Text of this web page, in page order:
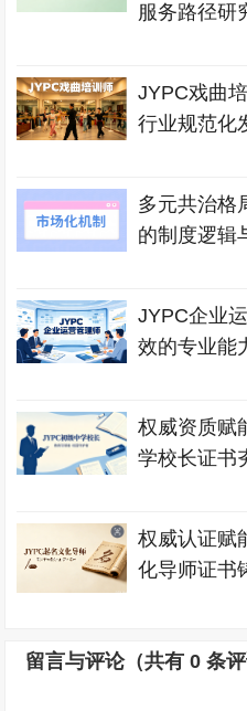
服务路径研
JYPC戏曲
行业规范化
多元共治格
的制度逻辑
JYPC企业
效的专业能
权威资质赋
学校长证书
权威认证赋
化导师证书
留言与评论（共有0 条评